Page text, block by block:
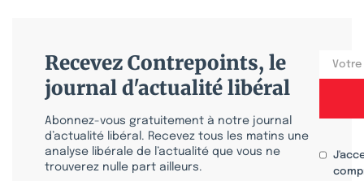
Recevez Contrepoints, le
journal d'actualité libéral
Abonnez-vous gratuitement à notre journal
d’actualité libéral. Recevez tous les matins une
analyse libérale de l’actualité que vous ne
trouverez nulle part ailleurs.